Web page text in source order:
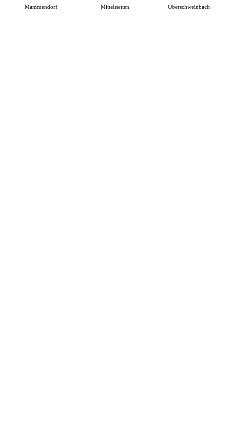
Mammendorf Mittelstetten Oberschweinbach